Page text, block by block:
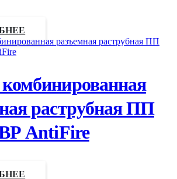
раструбная ПП
AntiFire